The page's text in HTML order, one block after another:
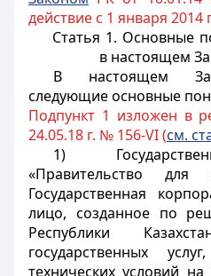
действие с 1 января 2014
Статья 1. Основные
в настоящем
В настоящем
следующие основные
Подпункт 1 изложен в
24.05.18 г. № 156-VI (см.
1)
«Правительство
Государственная
лицо, созданное по
Республики
государственных
технических условий